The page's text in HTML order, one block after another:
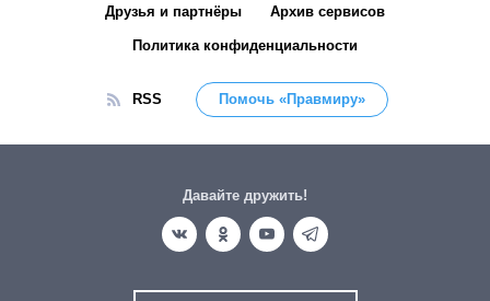
Друзья и партнёры Архив сервисов
Политика конфиденциальности
RSS Помочь «Правмиру»
Давайте дружить!